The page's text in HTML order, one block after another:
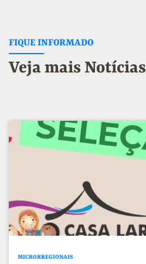
FIQUE INFORMADO
Veja mais Notícias
MICRORREGIONAIS